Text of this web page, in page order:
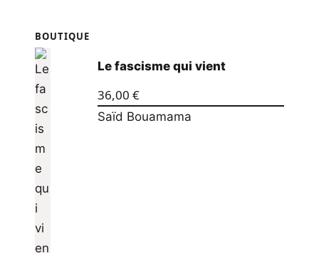
BOUTIQUE
Le fascisme qui vient
36,00 €
Saïd Bouamama